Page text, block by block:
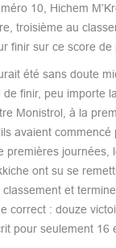
10, Hichem
troisième au
finir sur ce score de
été sans doute
de finir, peu importe
Monistrol, à la
avaient
premières journées,
ont su se
et
correct : douze
pour seulement 16